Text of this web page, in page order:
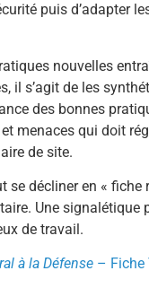
puis d’adapter
nouvelles
il s’agit de les
des bonnes
menaces qui doit
de site.
se décliner en «
Une
de travail.
à la Défense – Fiche